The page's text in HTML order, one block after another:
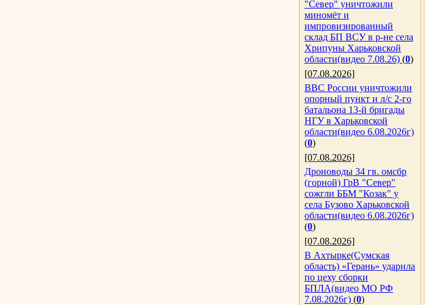
"Север" уничтожили
миномёт и
импровизированный
склад БП ВСУ в р-не села
Хрипуны Харьковской
области(видео 7.08.26) (0)
[07.08.2026]
ВВС России уничтожили
опорный пункт и л/с 2-го
батальона 13-й бригады
НГУ в Харьковской
области(видео 6.08.2026г)
(0)
[07.08.2026]
Дроноводы 34 гв. омсбр
(горной) ГрВ "Север"
сожгли ББМ "Козак" у
села Бузово Харьковской
области(видео 6.08.2026г)
(0)
[07.08.2026]
В Ахтырке(Сумская
область) «Герань» ударила
по цеху сборки
БПЛА(видео МО РФ
7.08.2026г) (0)